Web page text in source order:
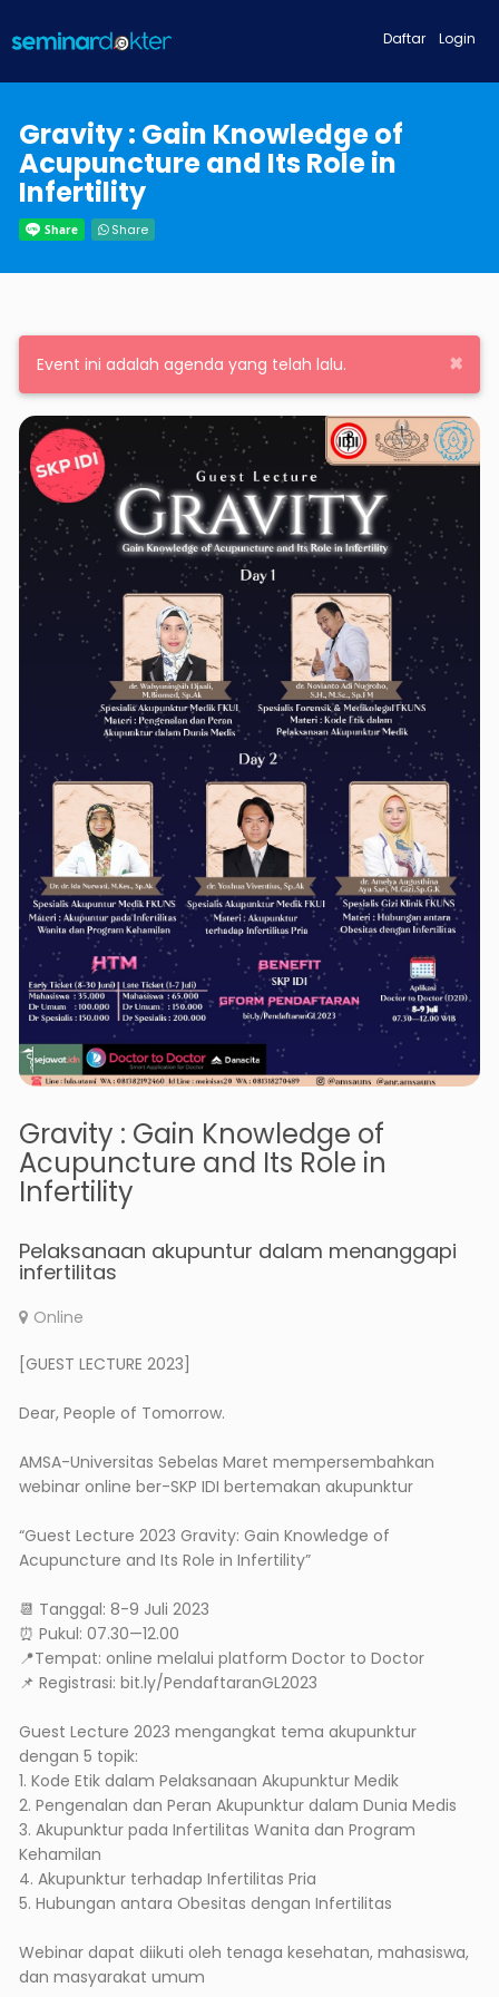
Login
Daftar
Gravity : Gain Knowledge of
Acupuncture and Its Role in
Infertility
Share
×
Event ini adalah agenda yang telah lalu.
Gravity : Gain Knowledge of
Acupuncture and Its Role in
Infertility
Pelaksanaan akupuntur dalam menanggapi
infertilitas
Online
[GUEST LECTURE 2023]
Dear, People of Tomorrow.
AMSA-Universitas Sebelas Maret mempersembahkan
webinar online ber-SKP IDI bertemakan akupunktur
“Guest Lecture 2023 Gravity: Gain Knowledge of
Acupuncture and Its Role in Infertility”
📆 Tanggal: 8-9 Juli 2023
⏰ Pukul: 07.30—12.00
📍Tempat: online melalui platform Doctor to Doctor
📌 Registrasi: bit.ly/PendaftaranGL2023
Guest Lecture 2023 mengangkat tema akupunktur
dengan 5 topik:
1. Kode Etik dalam Pelaksanaan Akupunktur Medik
2. Pengenalan dan Peran Akupunktur dalam Dunia Medis
3. Akupunktur pada Infertilitas Wanita dan Program
Kehamilan
4. Akupunktur terhadap Infertilitas Pria
5. Hubungan antara Obesitas dengan Infertilitas
Webinar dapat diikuti oleh tenaga kesehatan, mahasiswa,
dan masyarakat umum